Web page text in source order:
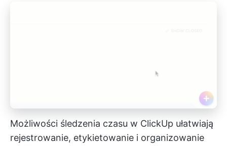
Możliwości śledzenia czasu w ClickUp ułatwiają
rejestrowanie, etykietowanie i organizowanie